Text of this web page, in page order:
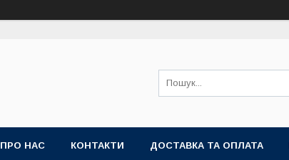
ПРО НАС КОНТАКТИ ДОСТАВКА ТА ОПЛАТА